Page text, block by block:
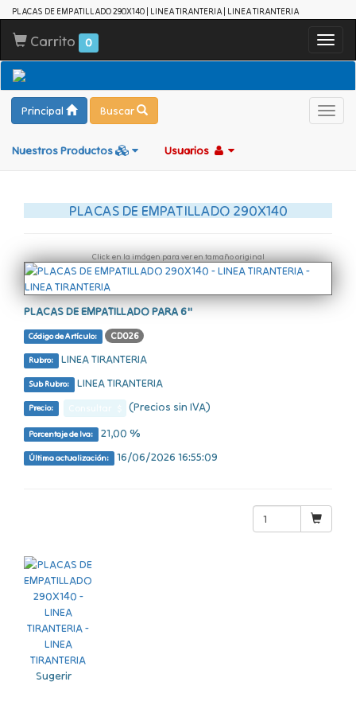
PLACAS DE EMPATILLADO 290X140 | LINEA TIRANTERIA | LINEA TIRANTERIA
Carrito 0
Principal Buscar
Nuestros Productos Usuarios
PLACAS DE EMPATILLADO 290X140
Click en la imágen para ver en tamaño original
PLACAS DE EMPATILLADO PARA 6"
Código de Artículo: CD026
Rubro: LINEA TIRANTERIA
Sub Rubro: LINEA TIRANTERIA
Precio: (Precios sin IVA)
Porcentaje de Iva: 21,00 %
Última actualización: 16/06/2026 16:55:09
Sugerir